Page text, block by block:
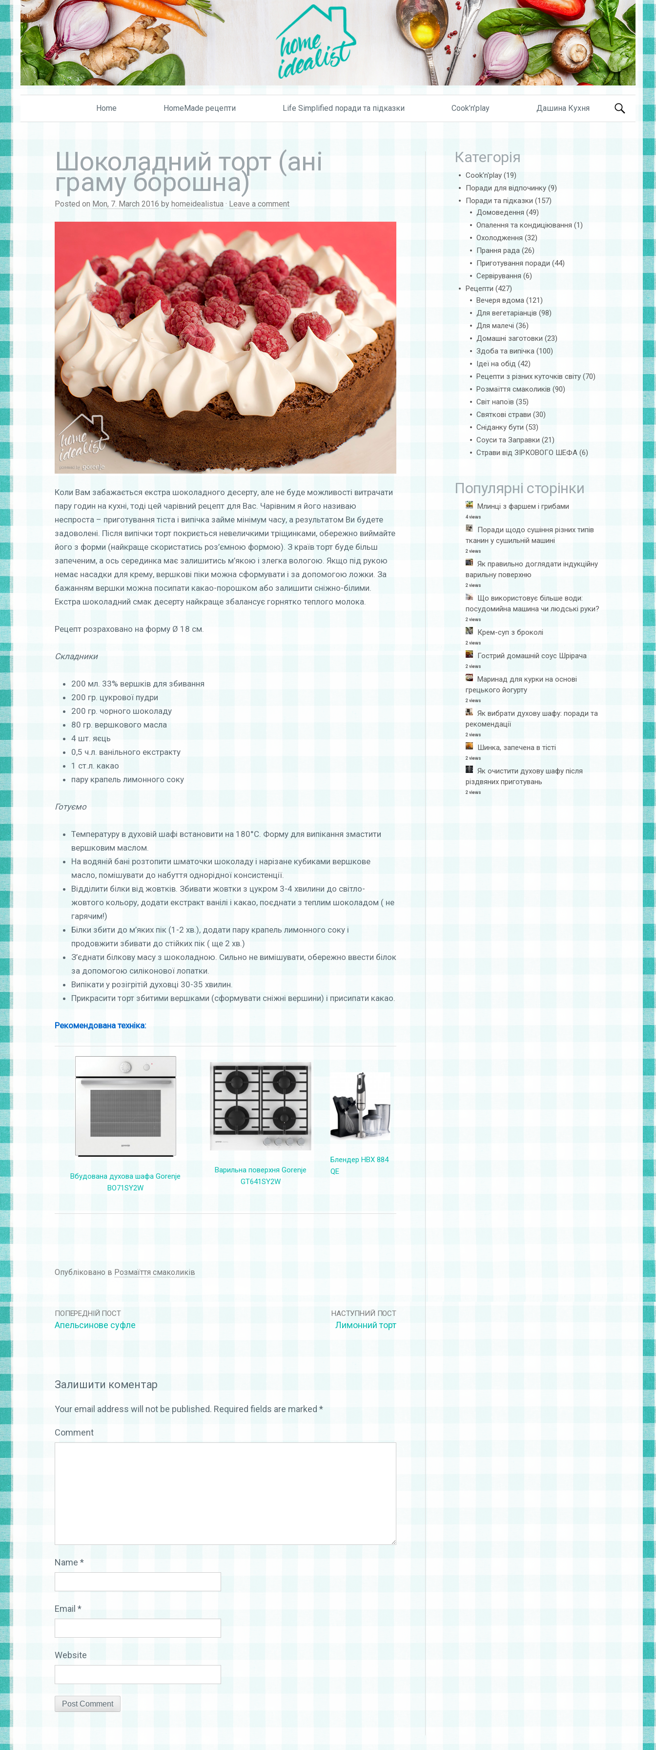
Skip to content
Home HomeMade рецепти Life Simplified поради та підказки Cook’n’play Дашина Кухня Search
Шоколадний торт (ані
граму борошна)
Posted on Mon, 7. March 2016 by homeidealistua · Leave a comment
Коли Вам забажається екстра шоколадного десерту, але не буде можливості витрачати
пару годин на кухні, тоді цей чарівний рецепт для Вас. Чарівним я його називаю
неспроста – приготування тіста і випічка займе мінімум часу, а результатом Ви будете
задоволені. Після випічки торт покриється невеличкими тріщинками, обережно виймайте
його з форми (найкраще скористатись роз’ємною формою). З країв торт буде більш
запеченим, а ось серединка має залишитись м’якою і злегка вологою. Якщо під рукою
немає насадки для крему, вершкові піки можна сформувати і за допомогою ложки. За
бажанням вершки можна посипати какао-порошком або залишити сніжно-білими.
Екстра шоколадний смак десерту найкраще збалансує горнятко теплого молока.
Рецепт розраховано на форму Ø 18 см.
Складники
200 мл. 33% вершків для збивання
200 гр. цукрової пудри
200 гр. чорного шоколаду
80 гр. вершкового масла
4 шт. яєць
0,5 ч.л. ванільного екстракту
1 ст.л. какао
пару крапель лимонного соку
Готуємо
Температуру в духовій шафі встановити на 180°С. Форму для випікання змастити
вершковим маслом.
На водяній бані розтопити шматочки шоколаду і нарізане кубиками вершкове
масло, помішувати до набуття однорідної консистенції.
Відділити білки від жовтків. Збивати жовтки з цукром 3-4 хвилини до світло-
жовтого кольору, додати екстракт ванілі і какао, поєднати з теплим шоколадом ( не
гарячим!)
Білки збити до м’яких пік (1-2 хв.), додати пару крапель лимонного соку і
продовжити збивати до стійких пік ( ще 2 хв.)
З’єднати білкову масу з шоколадною. Сильно не вимішувати, обережно ввести білок
за допомогою силіконової лопатки.
Випікати у розігрітій духовці 30-35 хвилин.
Прикрасити торт збитими вершками (сформувати сніжні вершини) і присипати какао.
Рекомендована техніка:
Вбудована духова шафа Gorenje
BO71SY2W
Варильна поверхня Gorenje
GT641SY2W
Блендер HBX 884
QE
Опубліковано в Розмаїття смаколиків
ПОПЕРЕДНІЙ ПОСТ
Апельсинове суфле
НАСТУПНИЙ ПОСТ
Лимонний торт
Залишити коментар
Your email address will not be published. Required fields are marked *
Comment
Name *
Email *
Website
Категорія
Cook'n'play(19)
Поради для відпочинку(9)
Поради та підказки (157)
Домоведення (49)
Опалення та кондиціювання (1)
Охолодження (32)
Прання рада (26)
Приготування поради (44)
Сервірування (6)
Рецепти (427)
Вечеря вдома (121)
Для вегетаріанців (98)
Для малечі (36)
Домашні заготовки (23)
Здоба та випічка (100)
Ідеї на обід (42)
Рецепти з різних куточків світу (70)
Розмаїття смаколиків (90)
Світ напоїв (35)
Святкові страви (30)
Сніданку бути (53)
Соуси та Заправки (21)
Страви від ЗІРКОВОГО ШЕФА (6)
Популярні сторінки
Млинці з фаршем і грибами
4 views
Поради щодо сушіння різних типів
тканин у сушильній машині
2 views
Як правильно доглядати індукційну
варильну поверхню
2 views
Що використовує більше води:
посудомийна машина чи людські руки?
2 views
Крем-суп з броколі
2 views
Гострий домашній соус Шрірача
2 views
Маринад для курки на основі
грецького йогурту
2 views
Як вибрати духову шафу: поради та
рекомендації
2 views
Шинка, запечена в тісті
2 views
Як очистити духову шафу після
різдвяних приготувань
2 views